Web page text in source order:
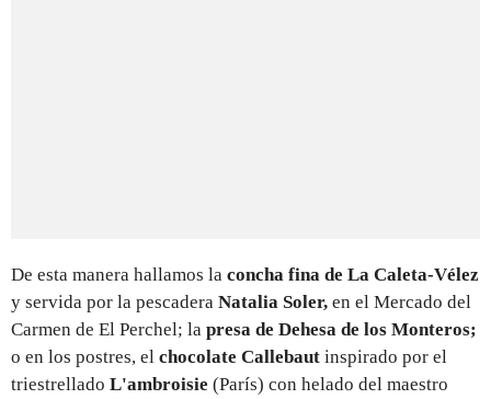
De esta manera hallamos la concha fina de La Caleta-Vélez
y servida por la pescadera Natalia Soler, en el Mercado del
Carmen de El Perchel; la presa de Dehesa de los Monteros;
o en los postres, el chocolate Callebaut inspirado por el
triestrellado L'ambroisie (París) con helado del maestro